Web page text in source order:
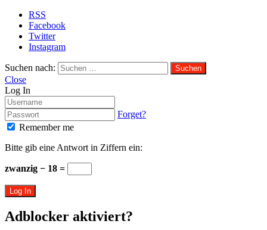
RSS
Facebook
Twitter
Instagram
Suchen nach:
Close
Log In
Forget?
Remember me
Bitte gib eine Antwort in Ziffern ein:
zwanzig − 18 =
Log In
Adblocker aktiviert?